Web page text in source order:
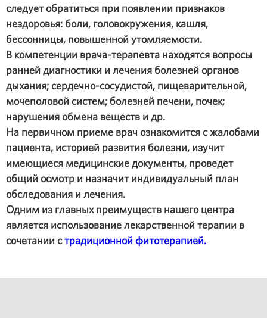
следует обратиться при появлении признаков
нездоровья: боли, головокружения, кашля,
бессонницы, повышенной утомляемости.
В компетенции врача-терапевта находятся вопросы
ранней диагностики и лечения болезней органов
дыхания; сердечно-сосудистой, пищеварительной,
мочеполовой систем; болезней печени, почек;
нарушения обмена веществ и др.
На первичном приеме врач ознакомится с жалобами
пациента, историей развития болезни, изучит
имеющиеся медицинские документы, проведет
общий осмотр и назначит индивидуальный план
обследования и лечения.
Одним из главных преимуществ нашего центра
является использование лекарственной терапии в
сочетании страдиционной фитотерапией.